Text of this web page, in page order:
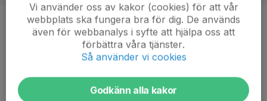
Position
-
11 år
Vi använder oss av kakor (cookies) för att vår
webbplats ska fungera bra för dig. De används
även för webbanalys i syfte att hjälpa oss att
förbättra våra tjänster.
Så använder vi cookies
Godkänn alla kakor